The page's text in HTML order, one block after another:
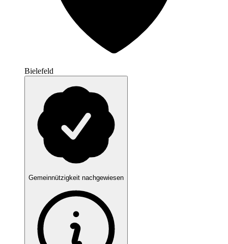
Bielefeld
Gemeinnützigkeit nachgewiesen